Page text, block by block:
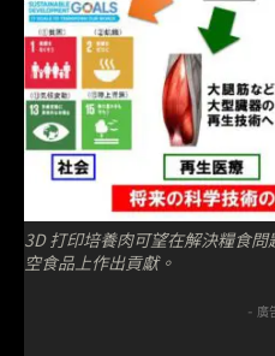
3D 打印培養肉可望在解決糧食
空食品上作出貢獻。
- 廣